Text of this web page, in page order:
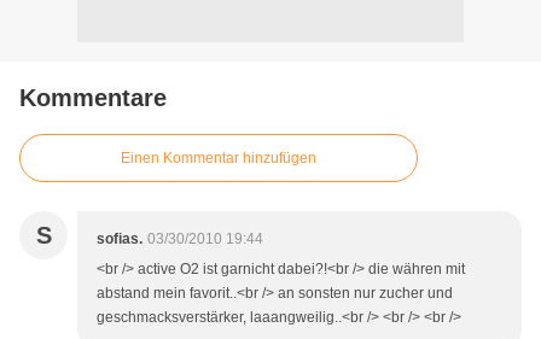
Kommentare
Einen Kommentar hinzufügen
S sofias. 03/30/2010 19:44
<br /> active O2 ist garnicht dabei?!<br /> die währen mit
abstand mein favorit..<br /> an sonsten nur zucher und
geschmacksverstärker, laaangweilig..<br /> <br /> <br />